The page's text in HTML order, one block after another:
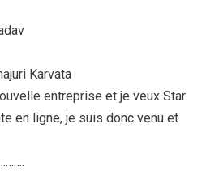
Karvata
entreprise et je veux Star
en ligne, je suis donc venu et